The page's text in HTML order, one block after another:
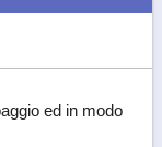
ed in modo